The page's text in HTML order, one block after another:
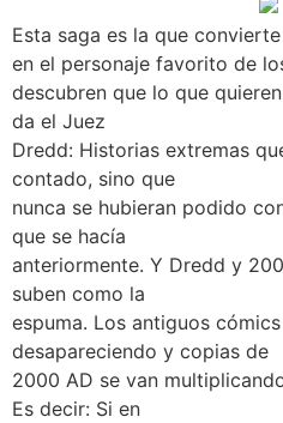
Esta saga es la que
en el personaje favorito de
descubren que lo que
da el Juez
Dredd: Historias extremas
contado, sino que
nunca se hubieran podido
que se hacía
anteriormente. Y Dredd y
suben como la
espuma. Los antiguos
desapareciendo y copias de
2000 AD se van
Es decir: Si en